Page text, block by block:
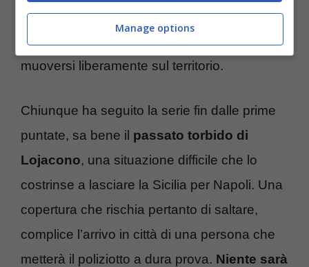
pericolo la figlia.Momenti complicati per
l’Ispettore che si troverà impossibilitato a
muoversi liberamente sul territorio.
Chiunque ha seguito la serie fin dalle prime
puntate, sa bene il passato torbido di
Lojacono, una situazione difficile che lo
costrinse a lasciare la Sicilia per Napoli. Una
copertura che rischia pertanto di saltare,
complice l’arrivo in città di una persona che
metterà il poliziotto a dura prova. Niente sarà
Manage options